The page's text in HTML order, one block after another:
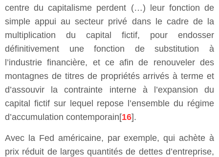
centre du capitalisme perdent (…) leur fonction de
simple appui au secteur privé dans le cadre de la
multiplication du capital fictif, pour endosser
définitivement une fonction de substitution à
l’industrie financière, et ce afin de renouveler des
montagnes de titres de propriétés arrivés à terme et
d’assouvir la contrainte interne à l’expansion du
capital fictif sur lequel repose l’ensemble du régime
d’accumulation contemporain[16].
Avec la Fed américaine, par exemple, qui achète à
prix réduit de larges quantités de dettes d’entreprise,